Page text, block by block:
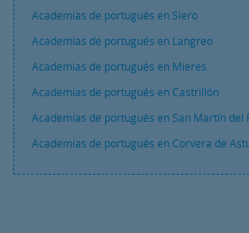
Academias de portugués en Siero
Academias de portugués en Langreo
Academias de portugués en Mieres
Academias de portugués en Castrillón
Academias de portugués en San Martín del
Academias de portugués en Corvera de